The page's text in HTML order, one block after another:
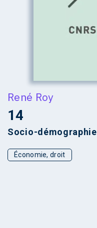
René Roy
14
Socio-démographie
Économie, droit